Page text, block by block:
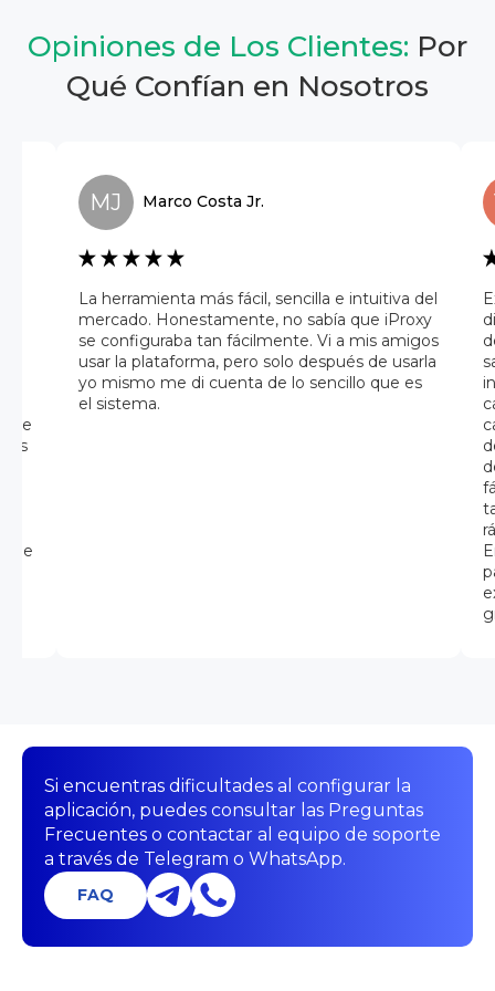
Opiniones de Los Clientes: Por
Qué Confían en Nosotros
de
MJ Marco Costa Jr.
La herramienta más fácil, sencilla e intuitiva del
mercado. Honestamente, no sabía que iProxy
se configuraba tan fácilmente. Vi a mis amigos
usar la plataforma, pero solo después de usarla
yo mismo me di cuenta de lo sencillo que es
el sistema.
Si encuentras dificultades al configurar la
aplicación, puedes consultar las Preguntas
Frecuentes o contactar al equipo de soporte
a través de Telegram o WhatsApp.
FAQ